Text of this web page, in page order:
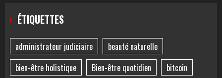
ÉTIQUETTES
administrateur judiciaire
beauté naturelle
bien-être holistique
Bien-être quotidien
bitcoin